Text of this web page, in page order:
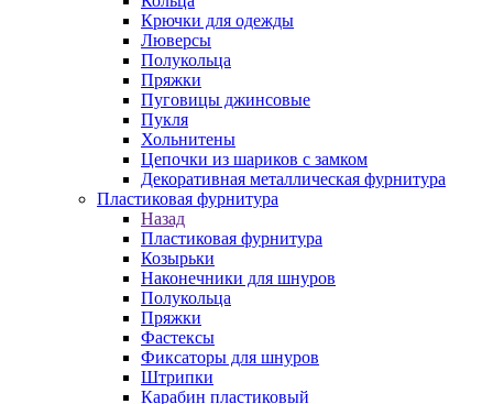
Крючки для одежды
Люверсы
Полукольца
Пряжки
Пуговицы джинсовые
Пукля
Хольнитены
Цепочки из шариков с замком
Декоративная металлическая фурнитура
Пластиковая фурнитура
Назад
Пластиковая фурнитура
Козырьки
Наконечники для шнуров
Полукольца
Пряжки
Фастексы
Фиксаторы для шнуров
Штрипки
Карабин пластиковый